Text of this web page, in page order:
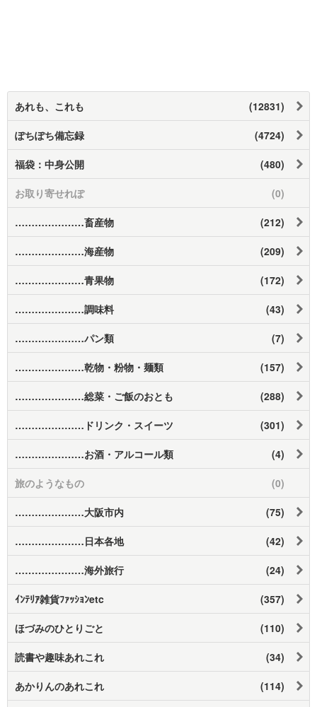
あれも、これも (12831)
ぽちぽち備忘録 (4724)
福袋：中身公開 (480)
お取り寄せれぽ (0)
…………………畜産物 (212)
…………………海産物 (209)
…………………青果物 (172)
…………………調味料 (43)
…………………パン類 (7)
…………………乾物・粉物・麺類 (157)
…………………総菜・ご飯のおとも (288)
…………………ドリンク・スイーツ (301)
…………………お酒・アルコール類 (4)
旅のようなもの (0)
…………………大阪市内 (75)
…………………日本各地 (42)
…………………海外旅行 (24)
ｲﾝﾃﾘｱ雑貨ﾌｧｯｼｮﾝetc (357)
ほづみのひとりごと (110)
読書や趣味あれこれ (34)
あかりんのあれこれ (114)